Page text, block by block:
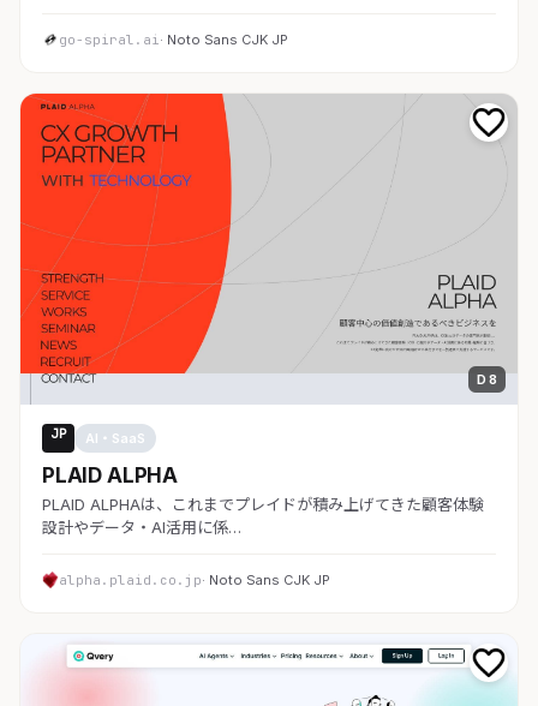
go-spiral.ai· Noto Sans CJK JP
D 8
JP AI・SaaS
PLAID ALPHA
PLAID ALPHAは、これまでプレイドが積み上げてきた顧客体験
設計やデータ・AI活用に係…
alpha.plaid.co.jp· Noto Sans CJK JP